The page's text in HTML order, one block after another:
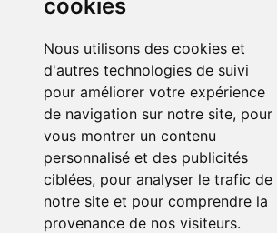
cookies
Nous utilisons des cookies et
d'autres technologies de suivi
pour améliorer votre expérience
de navigation sur notre site, pour
vous montrer un contenu
personnalisé et des publicités
ciblées, pour analyser le trafic de
notre site et pour comprendre la
provenance de nos visiteurs.
7.90 € 0
Duo : The Elder Scrolls Iv - Oblivion + Bioshock Xbox 360
4.90 €